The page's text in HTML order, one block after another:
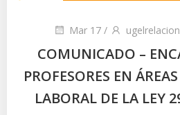
Mar 17 /
COMUNICADO –
PROFESORES EN
LABORAL DE LA LEY